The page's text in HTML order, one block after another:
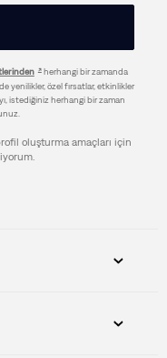
herhangi bir zamanda
yenilikler, özel fırsatlar, etkinlikler
istediğiniz herhangi bir zaman
oluşturma amaçları için